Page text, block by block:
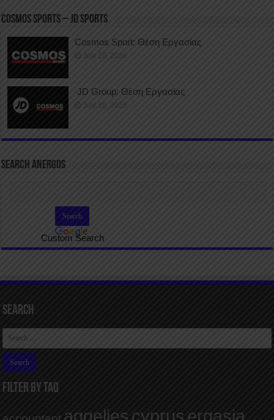
COSMOS SPORTS – JD SPORTS
Cosmos Sport: Θέση Εργασίας
July 10, 2026
JD Group: Θέση Εργασίας
July 10, 2026
SEARCH ANERGOS
Custom Search
Search
FILTER BY TAQ
aggelies cyprus ergasia